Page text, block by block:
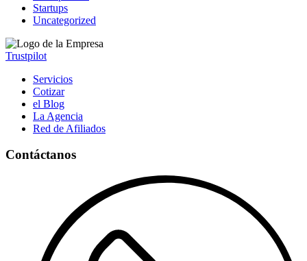
Startups
Uncategorized
Trustpilot
Servicios
Cotizar
el Blog
La Agencia
Red de Afiliados
Contáctanos